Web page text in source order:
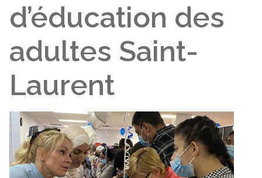
d’éducation des
adultes Saint-
Laurent